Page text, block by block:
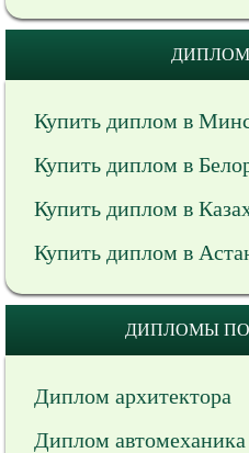
Купить диплом в
Купить диплом в
Купить диплом в
Купить диплом в
ДИПЛОМЫ
Диплом архитектора
Диплом автомеханика